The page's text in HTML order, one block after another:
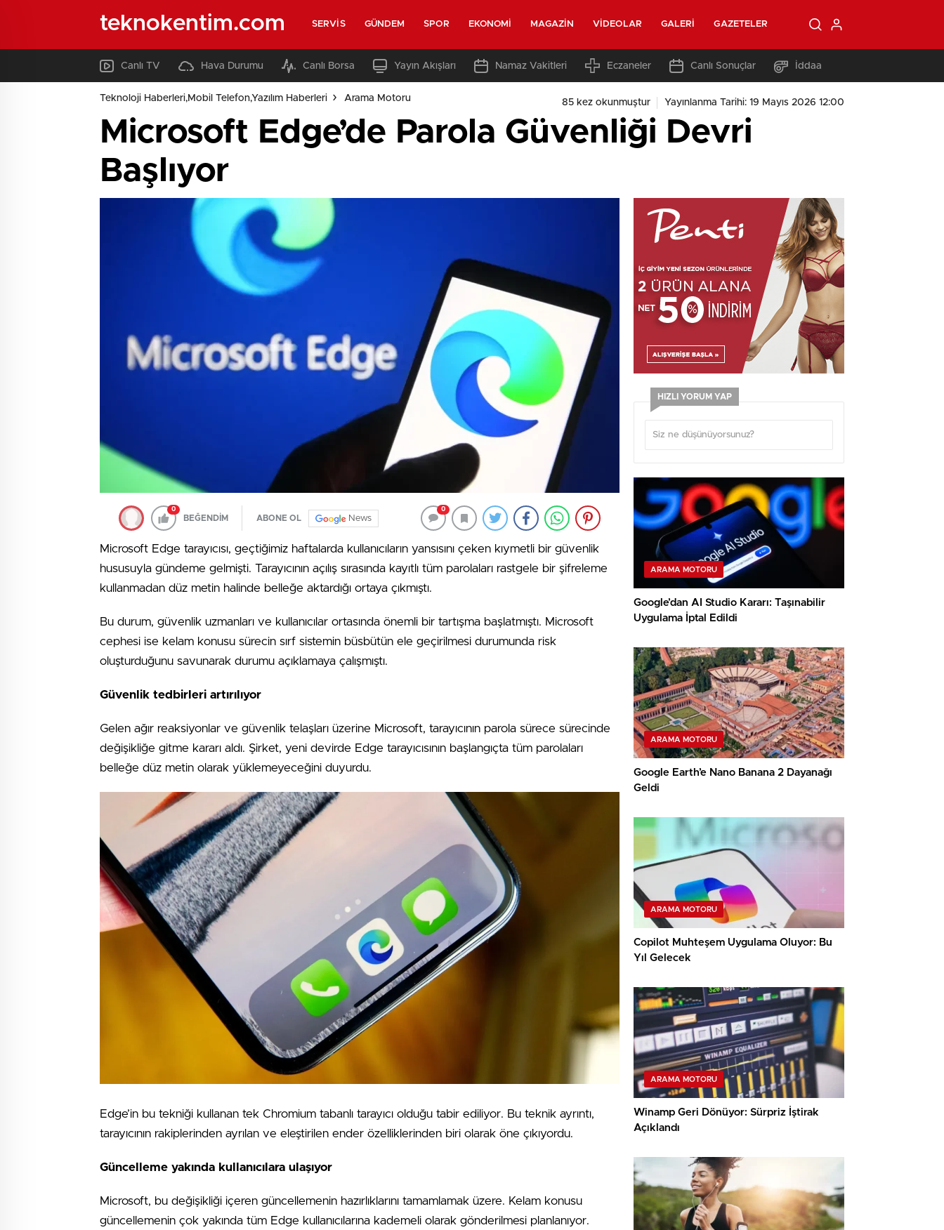
teknokentim.com SERVIS GÜNDEM SPOR EKONOMI MAGAZIN VIDEOLAR GALERI GAZETELER
Canlı TV Hava Durumu Canlı Borsa Yayın Akışları Namaz Vakitleri Eczaneler Canlı Sonuçlar İddaa
Teknoloji Haberleri,Mobil Telefon,Yazılım Haberleri Arama Motoru 85 kez okunmuştur Yayınlanma Tarihi: 19 Mayıs 2026 12:00
Microsoft Edge’de Parola Güvenliği Devri
Başlıyor
0
BEĞENDİM ABONE OL News
0
Microsoft Edge tarayıcısı, geçtiğimiz haftalarda kullanıcıların yansısını çeken kıymetli bir güvenlik
hususuyla gündeme gelmişti. Tarayıcının açılış sırasında kayıtlı tüm parolaları rastgele bir şifreleme
kullanmadan düz metin halinde belleğe aktardığı ortaya çıkmıştı.
Bu durum, güvenlik uzmanları ve kullanıcılar ortasında önemli bir tartışma başlatmıştı. Microsoft
cephesi ise kelam konusu sürecin sırf sistemin büsbütün ele geçirilmesi durumunda risk
oluşturduğunu savunarak durumu açıklamaya çalışmıştı.
Güvenlik tedbirleri artırılıyor
Gelen ağır reaksiyonlar ve güvenlik telaşları üzerine Microsoft, tarayıcının parola sürece sürecinde
değişikliğe gitme kararı aldı. Şirket, yeni devirde Edge tarayıcısının başlangıçta tüm parolaları
belleğe düz metin olarak yüklemeyeceğini duyurdu.
Edge’in bu tekniği kullanan tek Chromium tabanlı tarayıcı olduğu tabir ediliyor. Bu teknik ayrıntı,
tarayıcının rakiplerinden ayrılan ve eleştirilen ender özelliklerinden biri olarak öne çıkıyordu.
Güncelleme yakında kullanıcılara ulaşıyor
Microsoft, bu değişikliği içeren güncellemenin hazırlıklarını tamamlamak üzere. Kelam konusu
güncellemenin çok yakında tüm Edge kullanıcılarına kademeli olarak gönderilmesi planlanıyor.
HIZLI YORUM YAP
ARAMA MOTORU
Google’dan AI Studio Kararı: Taşınabilir
Uygulama İptal Edildi
ARAMA MOTORU
Google Earth’e Nano Banana 2 Dayanağı
Geldi
ARAMA MOTORU
Copilot Muhteşem Uygulama Oluyor: Bu
Yıl Gelecek
ARAMA MOTORU
Winamp Geri Dönüyor: Sürpriz İştirak
Açıklandı